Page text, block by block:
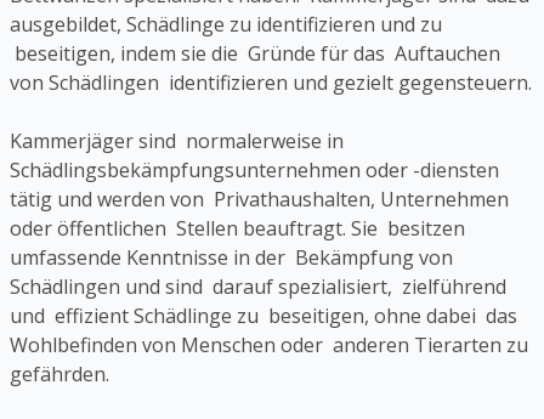
ausgebildet, Schädlinge zu identifizieren und zu
beseitigen, indem sie die Gründe für das Auftauchen
von Schädlingen identifizieren und gezielt gegensteuern.
Kammerjäger sind normalerweise in
Schädlingsbekämpfungsunternehmen oder -diensten
tätig und werden von Privathaushalten, Unternehmen
oder öffentlichen Stellen beauftragt. Sie besitzen
umfassende Kenntnisse in der Bekämpfung von
Schädlingen und sind darauf spezialisiert, zielführend
und effizient Schädlinge zu beseitigen, ohne dabei das
Wohlbefinden von Menschen oder anderen Tierarten zu
gefährden.